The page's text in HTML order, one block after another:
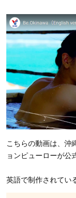
こちらの動画は、沖
ョンピューローが公
英語で制作されてい